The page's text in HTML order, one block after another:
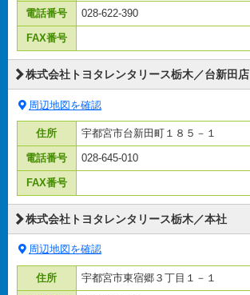
電話番号 028-622-390
FAX番号
株式会社トヨタレンタリース栃木／台新田店
周辺地図を確認
住所 宇都宮市台新田町１８５－１
電話番号 028-645-010
FAX番号
株式会社トヨタレンタリース栃木／本社
周辺地図を確認
住所 宇都宮市東宿郷３丁目１－１